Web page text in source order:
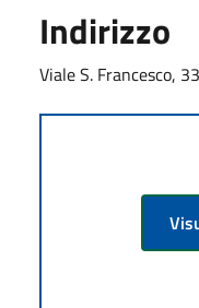
Indirizzo
Viale S. Francesco,